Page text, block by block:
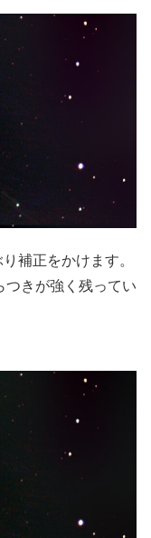
補正をかけます。
つきが強く残ってい